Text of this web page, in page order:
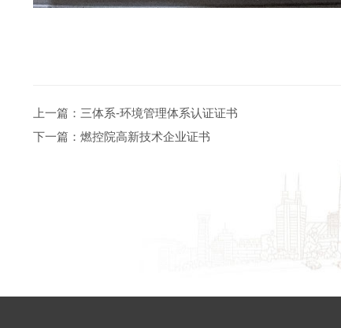
上一篇： 三体系-环境管理体系认证证书
下一篇： 燃控院高新技术企业证书